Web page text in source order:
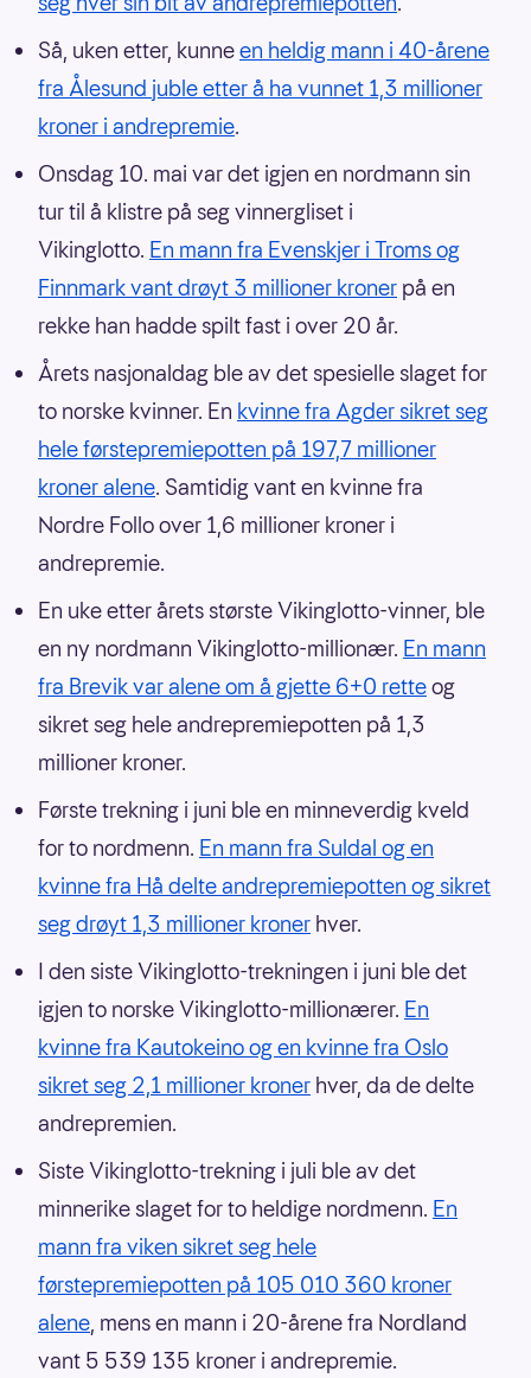
Så, uken etter, kunneen heldig mann i 40-årene
fra Ålesund juble etter å ha vunnet 1,3 millioner
kroner i andrepremie.
Onsdag 10. mai var det igjen en nordmann sin
tur til å klistre på seg vinnergliset i
Vikinglotto. En mann fra Evenskjer i Troms og
Finnmark vant drøyt 3 millioner kroner på en
rekke han hadde spilt fast i over 20 år.
Årets nasjonaldag ble av det spesielle slaget for
to norske kvinner. En kvinne fra Agder sikret seg
hele førstepremiepotten på 197,7 millioner
kroner alene. Samtidig vant en kvinne fra
Nordre Follo over 1,6 millioner kroner i
andrepremie.
En uke etter årets største Vikinglotto-vinner, ble
en ny nordmann Vikinglotto-millionær. En mann
fra Brevik var alene om å gjette 6+0 retteog
sikret seg hele andrepremiepotten på 1,3
millioner kroner.
Første trekning i juni ble en minneverdig kveld
for to nordmenn. En mann fra Suldal og en
kvinne fra Hå delte andrepremiepotten og sikret
seg drøyt 1,3 millioner kroner hver.
I den siste Vikinglotto-trekningen i juni ble det
igjen to norske Vikinglotto-millionærer. En
kvinne fra Kautokeino og en kvinne fra Oslo
sikret seg 2,1 millioner kroner hver, da de delte
andrepremien.
Siste Vikinglotto-trekning i juli ble av det
minnerike slaget for to heldige nordmenn. En
mann fra viken sikret seg hele
førstepremiepotten på 105 010 360 kroner
alene, mens en mann i 20-årene fra Nordland
vant 5 539 135 kroner i andrepremie.